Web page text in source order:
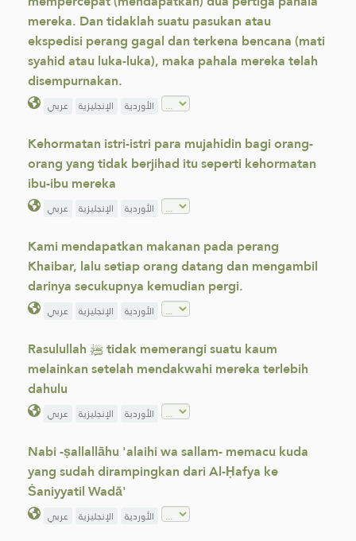
mereka. Dan tidaklah suatu pasukan atau
ekspedisi perang gagal dan terkena bencana (mati
syahid atau luka-luka), maka pahala mereka telah
disempurnakan.
عربي الإنجليزية الأوردية
Kehormatan istri-istri para mujahidin bagi orang-
orang yang tidak berjihad itu seperti kehormatan
ibu-ibu mereka
عربي الإنجليزية الأوردية
Kami mendapatkan makanan pada perang
Khaibar, lalu setiap orang datang dan mengambil
darinya secukupnya kemudian pergi.
عربي الإنجليزية الأوردية
Rasulullah ﷺ tidak memerangi suatu kaum
melainkan setelah mendakwahi mereka terlebih
dahulu
عربي الإنجليزية الأوردية
Nabi -ṣallallāhu 'alaihi wa sallam- memacu kuda
yang sudah dirampingkan dari Al-Ḥafya ke
Ṡaniyyatil Wadā'
عربي الإنجليزية الأوردية